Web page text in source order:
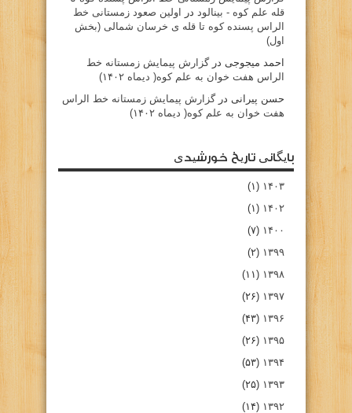
قله علم کوه - بينالود در
اولین صعود زمستانی خط
الراس پسنده کوه تا قله ی خرسان شمالی (بخش
اول)
احمد میجوجی درگزارش پیمایش زمستانه خط
الراس هفت خوان به علم کوه( دیماه ۱۴۰۲)
حسن پیرانی درگزارش پیمایش زمستانه خط الراس
هفت خوان به علم کوه( دیماه ۱۴۰۲)
بایگانی تاریخ خورشیدی
۱۴۰۳ (۱)
۱۴۰۲ (۱)
۱۴۰۰ (۷)
۱۳۹۹ (۲)
۱۳۹۸ (۱۱)
۱۳۹۷ (۲۶)
۱۳۹۶ (۴۳)
۱۳۹۵ (۲۶)
۱۳۹۴ (۵۳)
۱۳۹۳ (۲۵)
۱۳۹۲ (۱۴)